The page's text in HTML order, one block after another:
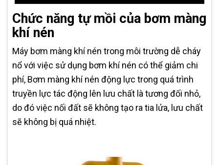
Chức năng tự mồi của bơm màng
khí nén
Máy bơm màng khí nén trong môi trường dễ cháy
nổ với việc sử dụng bơm khí nén có thể giảm chi
phí, Bơm màng khí nén động lực trong quá trình
truyền lực tác động lên lưu chất là tương đối nhỏ,
do đó việc nối đất sẽ không tạo ra tia lửa, lưu chất
sẽ không bị quá nhiệt.